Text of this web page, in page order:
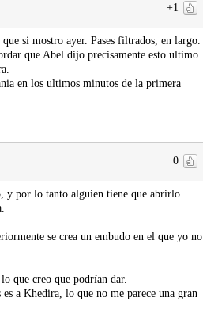
+1
si mostro ayer. Pases filtrados, en largo.
que Abel dijo precisamente esto ultimo
en los ultimos minutos de la primera
0
y por lo tanto alguien tiene que abrirlo.
se crea un embudo en el que yo no
que creo que podrían dar.
a Khedira, lo que no me parece una gran